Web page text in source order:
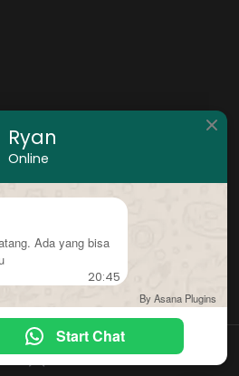
Ryan
Online
Ada yang bisa
20:45
By Asana Plugins
Start Chat